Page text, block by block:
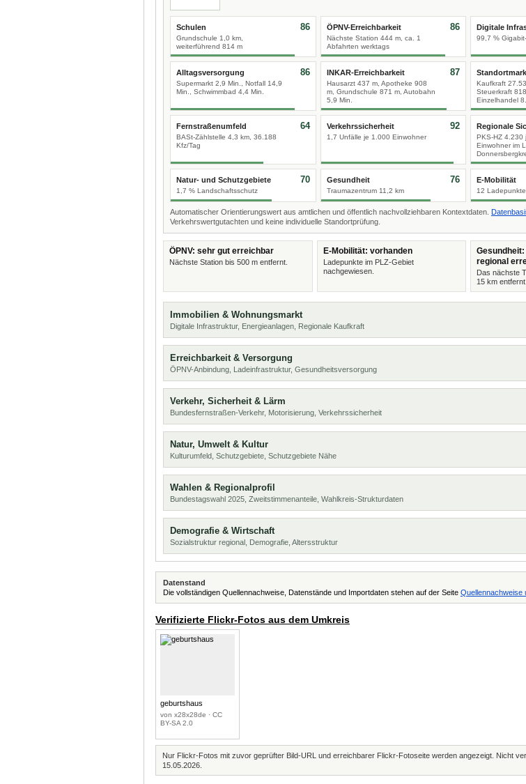
Schulen
Grundschule 1,0 km,
weiterführend 814 m
86 ÖPNV-Erreichbarkeit
Nächste Station 444 m, ca. 1
Abfahrten werktags
86 Digitale
99,7 %
Alltagsversorgung
Supermarkt 2,9 Min., Notfall 14,9
Min., Schwimmbad 4,4 Min.
86 INKAR-Erreichbarkeit
Hausarzt 437 m, Apotheke 908
m, Grundschule 871 m, Autobahn
5,9 Min.
87
Kaufkraft
Steuerkraft 818
Einzelhandel
Fernstraßenumfeld
BASt-Zählstelle 4,3 km, 36.188
Kfz/Tag
64 Verkehrssicherheit
1,7 Unfälle je 1.000 Einwohner
92 Regionale
PKS-HZ 4.230
Einwohner im
Natur- und Schutzgebiete
1,7 % Landschaftsschutz
70 Gesundheit
Traumazentrum 11,2 km
76 E-Mobilität
12
Automatischer Orientierungswert aus amtlichen und öffentlich nachvollziehbaren Kontextdaten.
Verkehrswertgutachten und keine individuelle Standortprüfung.
ÖPNV: sehr gut erreichbar
Nächste Station bis 500 m entfernt.
E-Mobilität: vorhanden
Ladepunkte im PLZ-Gebiet
nachgewiesen.
regional
Das nächste
15 km entfernt.
Immobilien & Wohnungsmarkt
Digitale Infrastruktur, Energieanlagen, Regionale Kaufkraft
Erreichbarkeit & Versorgung
ÖPNV-Anbindung, Ladeinfrastruktur, Gesundheitsversorgung
Verkehr, Sicherheit & Lärm
Bundesfernstraßen-Verkehr, Motorisierung, Verkehrssicherheit
Natur, Umwelt & Kultur
Kulturumfeld, Schutzgebiete, Schutzgebiete Nähe
Wahlen & Regionalprofil
Bundestagswahl 2025, Zweitstimmenanteile, Wahlkreis-Strukturdaten
Demografie & Wirtschaft
Sozialstruktur regional, Demografie, Altersstruktur
Datenstand
Die vollständigen Quellennachweise, Datenstände und Importdaten stehen auf der Seite Quellennachweise
Verifizierte Flickr-Fotos aus dem Umkreis
geburtshaus
von x28x28de · CC
BY-SA 2.0
Nur Flickr-Fotos mit zuvor geprüfter Bild-URL und erreichbarer Flickr-Fotoseite werden angezeigt. Nicht
15.05.2026.